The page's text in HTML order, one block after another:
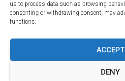
us to process data such as browsing
consenting or withdrawing consent, may
functions.
ACCEPT
DENY
HOME INLOGGEN CX-